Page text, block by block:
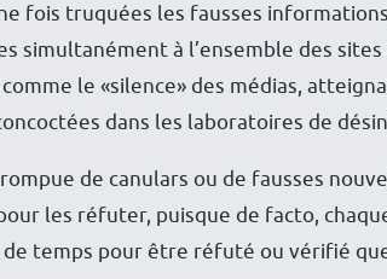
fois truquées les fausses
simultanément à l’ensemble des
le «silence» des médias,
dans les laboratoires de
de canulars ou de fausses
les réfuter, puisque de facto,
de temps pour être réfuté ou vérifié